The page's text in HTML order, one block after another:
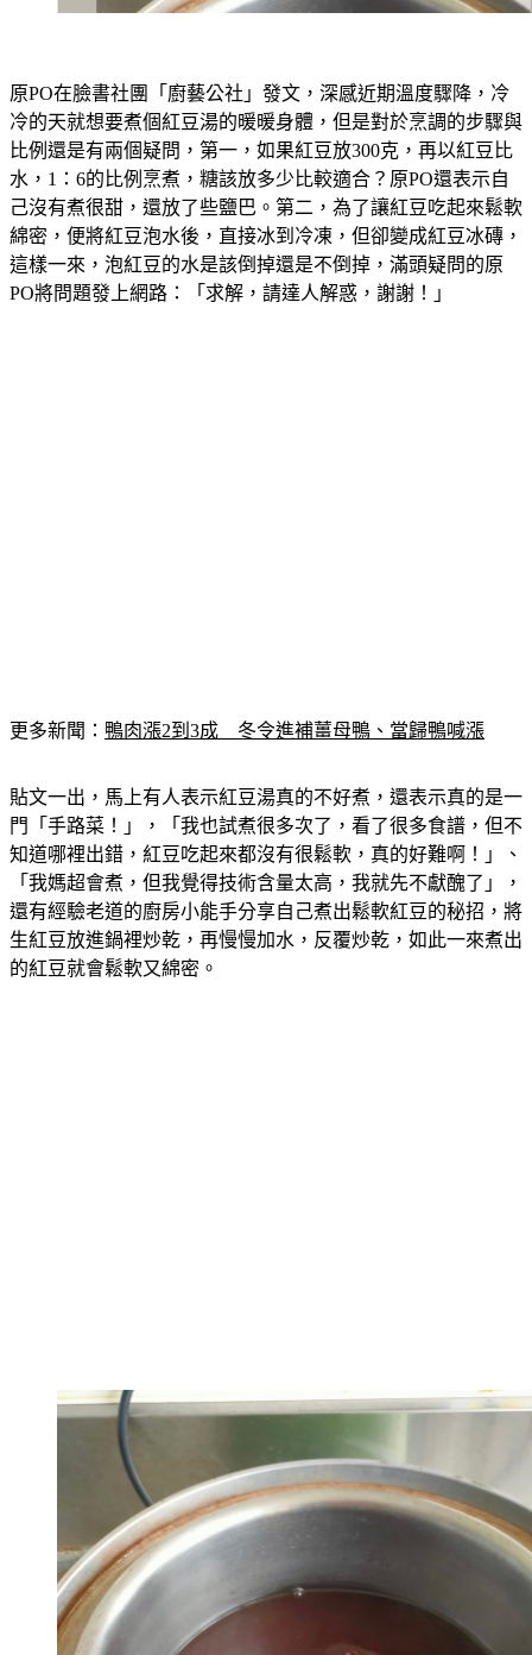
冷的天就想要煮個紅豆湯的暖暖身體，但是對於烹調的步驟與
比例還是有兩個疑問，第一，如果紅豆放300克，再以紅豆比
水，1：6的比例烹煮，糖該放多少比較適合？原PO還表示自
己沒有煮很甜，還放了些鹽巴。第二，為了讓紅豆吃起來鬆軟
綿密，便將紅豆泡水後，直接冰到冷凍，但卻變成紅豆冰磚，
這樣一來，泡紅豆的水是該倒掉還是不倒掉，滿頭疑問的原
PO將問題發上網路：「求解，請達人解惑，謝謝！」
門「手路菜！」，「我也試煮很多次了，看了很多食譜，但不
知道哪裡出錯，紅豆吃起來都沒有很鬆軟，真的好難啊！」、
「我媽超會煮，但我覺得技術含量太高，我就先不獻醜了」，
還有經驗老道的廚房小能手分享自己煮出鬆軟紅豆的秘招，將
生紅豆放進鍋裡炒乾，再慢慢加水，反覆炒乾，如此一來煮出
的紅豆就會鬆軟又綿密。